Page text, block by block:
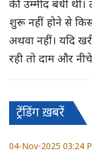
की उम्मीद बंधी
शुरू नहीं होने से
अथवा नहीं। यदि
रही तो दाम और
ट्रेंडिंग ख़बरें
04-Nov-2025 03:24